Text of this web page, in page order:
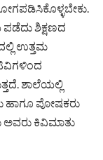
ಶಿಕ್ಷಣದ
ಉತ್ತಮ
ಟಿವಿಗಳಿಂದ
ಶಾಲೆಯಲ್ಲಿ
ಹಾಗೂ ಪೋಷಕರು
ಅವರು ಕಿವಿಮಾತು